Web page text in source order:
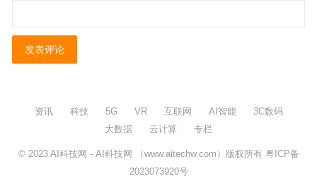
资讯 科技 5G VR 互联网 AI智能
3C数码
大数据
云计算 专栏
© 2023 AI科技网 - AI科技网 （www.aitechw.com）版权所有粤ICP备
2023073920号